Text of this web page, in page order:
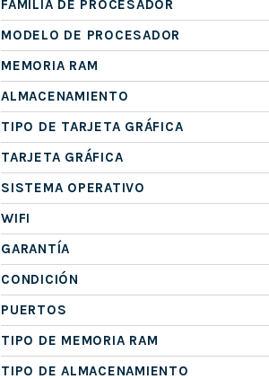
FAMILIA DE PROCESADOR
MODELO DE PROCESADOR
MEMORIA RAM
ALMACENAMIENTO
TIPO DE TARJETA GRÁFICA
TARJETA GRÁFICA
SISTEMA OPERATIVO
WIFI
GARANTÍA
CONDICIÓN
PUERTOS
TIPO DE MEMORIA RAM
TIPO DE ALMACENAMIENTO